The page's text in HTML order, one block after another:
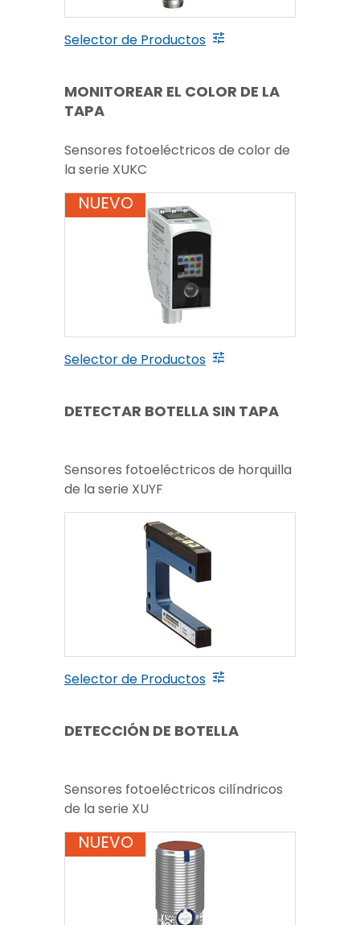
Selector de Productos
MONITOREAR EL COLOR DE LA
TAPA
Sensores fotoeléctricos de color de
la serie XUKC
NUEVO
Selector de Productos
DETECTAR BOTELLA SIN TAPA
Sensores fotoeléctricos de horquilla
de la serie XUYF
Selector de Productos
DETECCIÓN DE BOTELLA
Sensores fotoeléctricos cilíndricos
de la serie XU
NUEVO